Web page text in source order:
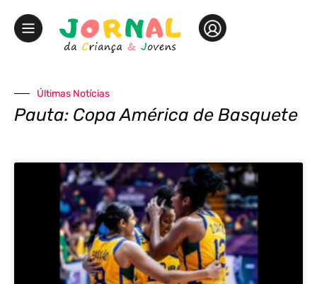
Últimas Notícias
Pauta: Copa América de Basquete